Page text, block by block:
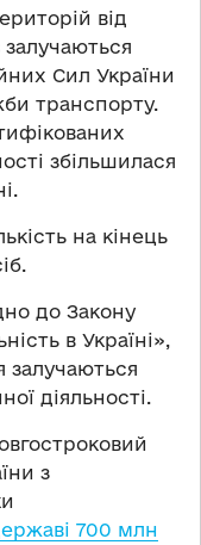
від
Сил України
транспорту.
збільшилася
на кінець
до Закону
в Україні»,
залучаються
діяльності.
з
700 млн